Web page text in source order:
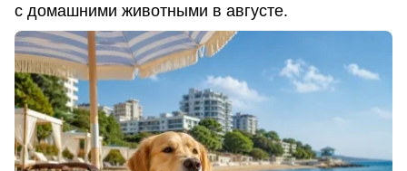
с домашними животными в августе.